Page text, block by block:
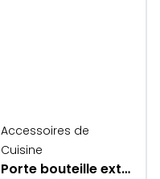
Accessoires de
Cuisine
Porte bouteille extractible